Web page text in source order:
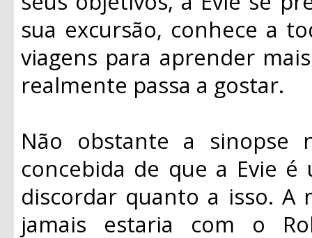
sua excursão, conhece a
viagens para aprender
realmente passa a gostar.
Não obstante a sinopse
concebida de que a Evie
discordar quanto a isso.
jamais estaria com o